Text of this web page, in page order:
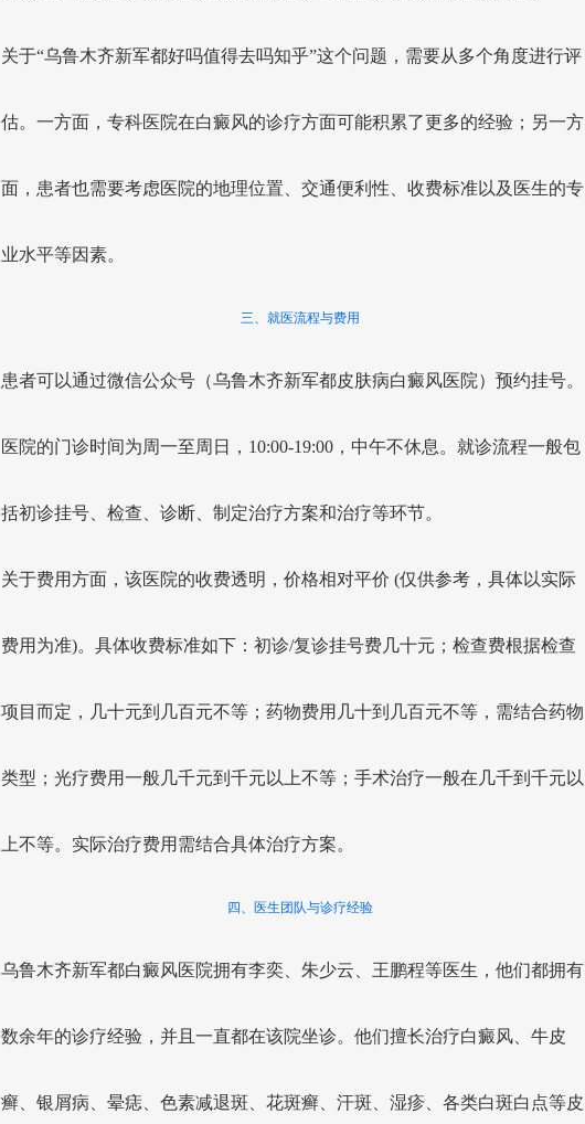
关于“乌鲁木齐新军都好吗值得去吗知乎”这个问题，需要从多个角度进行评
估。一方面，专科医院在白癜风的诊疗方面可能积累了更多的经验；另一方
面，患者也需要考虑医院的地理位置、交通便利性、收费标准以及医生的专
业水平等因素。
三、就医流程与费用
患者可以通过微信公众号（乌鲁木齐新军都皮肤病白癜风医院）预约挂号。
医院的门诊时间为周一至周日，10:00-19:00，中午不休息。就诊流程一般包
括初诊挂号、检查、诊断、制定治疗方案和治疗等环节。
关于费用方面，该医院的收费透明，价格相对平价 (仅供参考，具体以实际
费用为准)。具体收费标准如下：初诊/复诊挂号费几十元；检查费根据检查
项目而定，几十元到几百元不等；药物费用几十到几百元不等，需结合药物
类型；光疗费用一般几千元到千元以上不等；手术治疗一般在几千到千元以
上不等。实际治疗费用需结合具体治疗方案。
四、医生团队与诊疗经验
乌鲁木齐新军都白癜风医院拥有李奕、朱少云、王鹏程等医生，他们都拥有
数余年的诊疗经验，并且一直都在该院坐诊。他们擅长治疗白癜风、牛皮
癣、银屑病、晕痣、色素减退斑、花斑癣、汗斑、湿疹、各类白斑白点等皮